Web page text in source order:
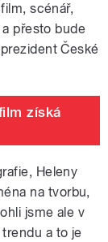
scénář,
přesto bude
České
získá
Heleny
na tvorbu,
jsme ale v
a to je